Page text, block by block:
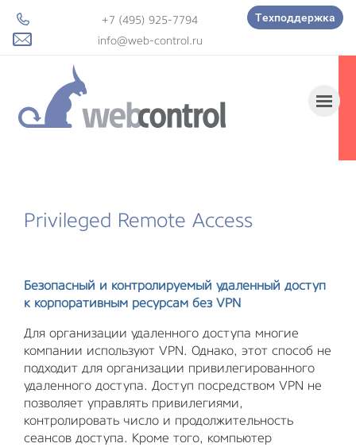
info@web-control.ru
+7 (495) 925-7794 Техподдержка
Privileged Remote Access
Безопасный и контролируемый удаленный доступ
к корпоративным ресурсам без VPN
Для организации удаленного доступа многие
компании используют VPN. Однако, этот способ не
подходит для организации привилегированного
удаленного доступа. Доступ посредством VPN не
позволяет управлять привилегиями,
контролировать число и продолжительность
сеансов доступа. Кроме того, компьютер